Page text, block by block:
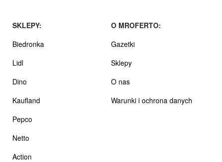
SKLEPY:
Biedronka
Lidl
Dino
Kaufland
Pepco
Netto
Action
O MROFERTO:
Gazetki
Sklepy
O nas
Warunki i ochrona danych